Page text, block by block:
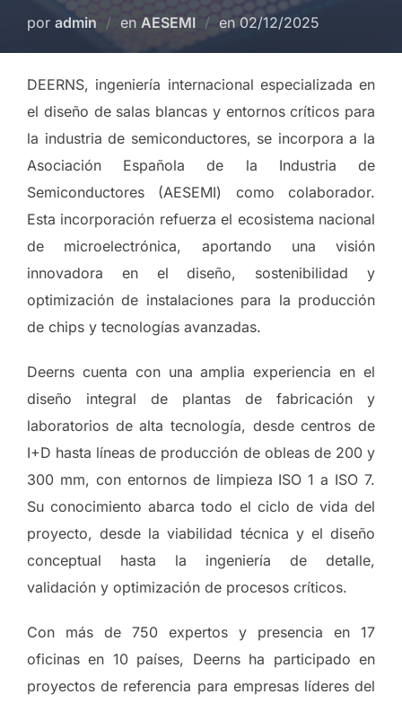
por admin en AESEMI en 02/12/2025
DEERNS, ingeniería internacional especializada en
el diseño de salas blancas y entornos críticos para
la industria de semiconductores, se incorpora a la
Asociación Española de la Industria de
Semiconductores (AESEMI) como colaborador.
Esta incorporación refuerza el ecosistema nacional
de microelectrónica, aportando una visión
innovadora en el diseño, sostenibilidad y
optimización de instalaciones para la producción
de chips y tecnologías avanzadas.
Deerns cuenta con una amplia experiencia en el
diseño integral de plantas de fabricación y
laboratorios de alta tecnología, desde centros de
I+D hasta líneas de producción de obleas de 200 y
300 mm, con entornos de limpieza ISO 1 a ISO 7.
Su conocimiento abarca todo el ciclo de vida del
proyecto, desde la viabilidad técnica y el diseño
conceptual hasta la ingeniería de detalle,
validación y optimización de procesos críticos.
Con más de 750 expertos y presencia en 17
oficinas en 10 países, Deerns ha participado en
proyectos de referencia para empresas líderes del